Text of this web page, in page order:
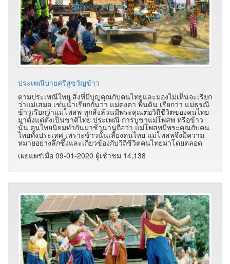
ประเพณีบายศรีสู่ขวัญข้าว
ตามประเพณีไทย สิ่งที่มีบุญคุณกับคนไทยและมองไม่เห็นจะเรียก
ว่าแม่เสมอ เช่นน้ำเรียกกันว่า แม่คงคา พื้นดิน เรียกว่า แม่ธรณี
ข้าวเรียกว่าแม่โพสพ ทุกสิ่งล้วนมีพระคุณต่อวิถีชีวิตของคนไทย
มาตั้งแต่ตั้งเป็นชาติไทย ประเพณี การบูชาแม่โพสพ หรือข้าว
นั้น คนไทยนิยมทำกันมาช้านานถือว่า แม่โพสพมีพระคุณกับคน
ไทยทั้งประเทศ เพราะข้าวนั้นเลี้ยงคนไทย แม่โพสพจึงมีความ
หมายอย่างลึกซึ้งและเกี่ยวข้องกับวิถีชีวิตคนไทยมาโดยตลอด
เผยแพร่เมื่อ 09-01-2020 ผู้เช้าชม 14,138